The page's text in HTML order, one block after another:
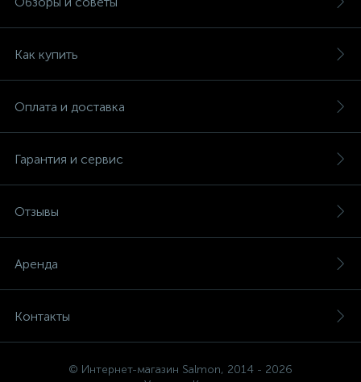
Как купить
Оплата и доставка
Гарантия и сервис
Отзывы
Аренда
Контакты
© Интернет-магазин Salmon, 2014 - 2026